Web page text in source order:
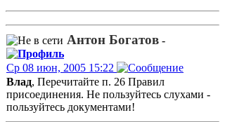
Антон Богатов -
Ср 08 июн, 2005 15:22
Влад, Перечитайте п. 26 Правил
присоединения. Не пользуйтесь слухами -
пользуйтесь документами!